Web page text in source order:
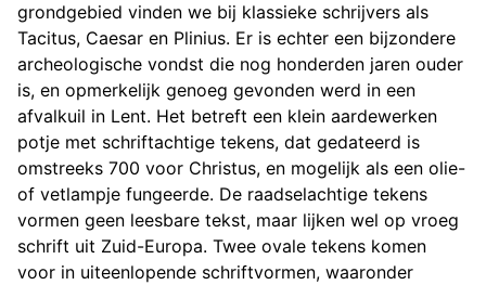
grondgebied vinden we bij klassieke schrijvers als
Tacitus, Caesar en Plinius. Er is echter een bijzondere
archeologische vondst die nog honderden jaren ouder
is, en opmerkelijk genoeg gevonden werd in een
afvalkuil in Lent. Het betreft een klein aardewerken
potje met schriftachtige tekens, dat gedateerd is
omstreeks 700 voor Christus, en mogelijk als een olie-
of vetlampje fungeerde. De raadselachtige tekens
vormen geen leesbare tekst, maar lijken wel op vroeg
schrift uit Zuid-Europa. Twee ovale tekens komen
voor in uiteenlopende schriftvormen, waaronder